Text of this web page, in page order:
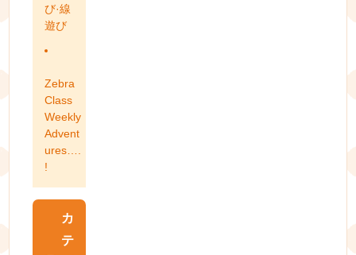
び·線
遊び
Zebra
Class
Weekly
Advent
ures….
!
カ
テ